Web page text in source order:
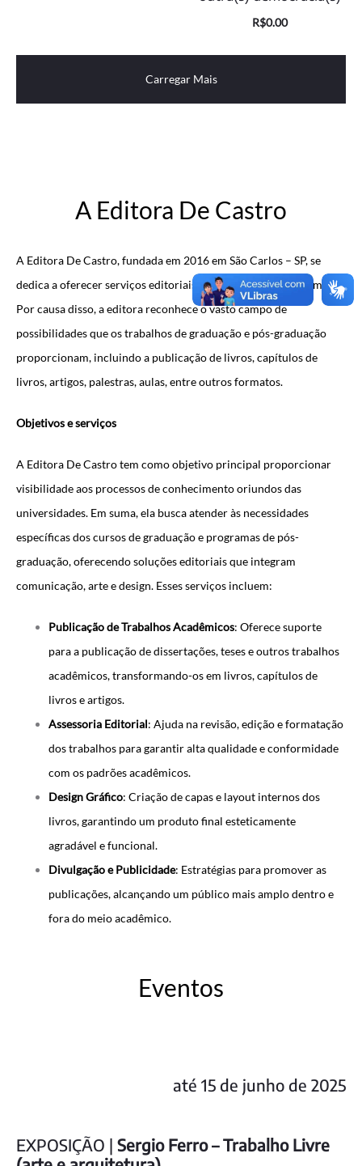
O
R$0.00
Carregar Mais
A Editora De Castro
A Editora De Castro, fundada em 2016 em São Carlos – SP, se
dedica a oferecer serviços editoriais focados no meio acadêmico.
Por causa disso, a editora reconhece o vasto campo de
possibilidades que os trabalhos de graduação e pós-graduação
proporcionam, incluindo a publicação de livros, capítulos de
livros, artigos, palestras, aulas, entre outros formatos.
Objetivos e serviços
A Editora De Castro tem como objetivo principal proporcionar
visibilidade aos processos de conhecimento oriundos das
universidades. Em suma, ela busca atender às necessidades
específicas dos cursos de graduação e programas de pós-
graduação, oferecendo soluções editoriais que integram
comunicação, arte e design. Esses serviços incluem:
Publicação de Trabalhos Acadêmicos: Oferece suporte
para a publicação de dissertações, teses e outros trabalhos
acadêmicos, transformando-os em livros, capítulos de
livros e artigos.
Assessoria Editorial: Ajuda na revisão, edição e formatação
dos trabalhos para garantir alta qualidade e conformidade
com os padrões acadêmicos.
Design Gráfico: Criação de capas e layout internos dos
livros, garantindo um produto final esteticamente
agradável e funcional.
Divulgação e Publicidade: Estratégias para promover as
publicações, alcançando um público mais amplo dentro e
fora do meio acadêmico.
Eventos
até 15 de junho de 2025
EXPOSIÇÃO | Sergio Ferro – Trabalho Livre